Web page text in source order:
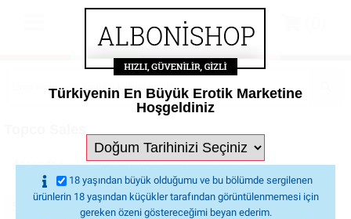
Anasayfa Markalarimiz Topco Sales
Türkiyenin En Büyük Erotik Marketine
Hoşgeldiniz
18 yaşından büyük olduğumu ve bu bölümde sergilenen
ürünlerin 18 yaşından küçükler tarafından görüntülenmemesi için
gereken özeni göstereceğimi beyan ederim.